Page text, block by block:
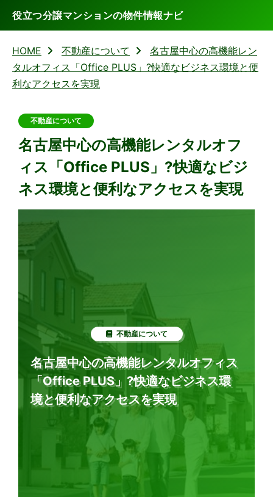
役立つ分譲マンションの物件情報ナビ
HOME 不動産について
名古屋中心の高機能レン
タルオフィス「Office PLUS」?快適なビジネス環境と便
利なアクセスを実現
不動産について
名古屋中心の高機能レンタルオフ
ィス「Office PLUS」?快適なビジ
ネス環境と便利なアクセスを実現
不動産について
名古屋中心の高機能レンタルオフィス
「Office PLUS」?快適なビジネス環
境と便利なアクセスを実現